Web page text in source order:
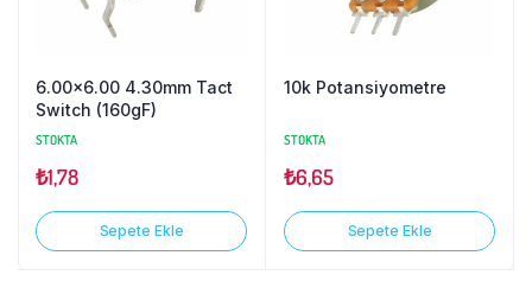
6.00×6.00 4.30mm Tact
Switch (160gF)
STOKTA
₺1,78
Sepete Ekle
10k Potansiyometre
STOKTA
₺6,65
Sepete Ekle